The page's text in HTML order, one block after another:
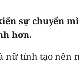
sự
hơn.
nữ tính tạo